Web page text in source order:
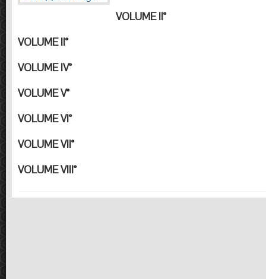
VOLUME II°
VOLUME II°
VOLUME IV°
VOLUME V°
VOLUME VI°
VOLUME VII°
VOLUME VIII°